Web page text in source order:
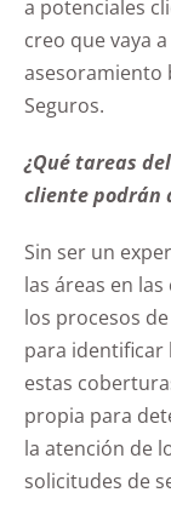
a potenciales
creo que vaya
asesoramiento
Seguros.
¿Qué tareas
cliente podrán
Sin ser un
las áreas en
los procesos
para identificar
estas
propia para
la atención de
solicitudes de